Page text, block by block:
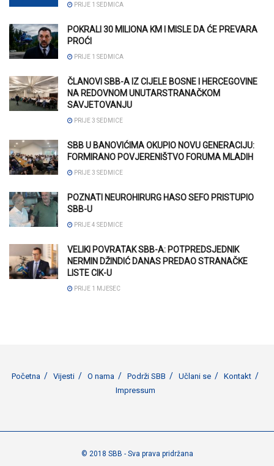
PRIJE 1 SEDMICA
POKRALI 30 MILIONA KM I MISLE DA ĆE PREVARA
PROĆI
PRIJE 1 SEDMICA
ČLANOVI SBB-A IZ CIJELE BOSNE I HERCEGOVINE
NA REDOVNOM UNUTARSTRANAČKOM
SAVJETOVANJU
PRIJE 3 SEDMICE
SBB U BANOVIĆIMA OKUPIO NOVU GENERACIJU:
FORMIRANO POVJERENIŠTVO FORUMA MLADIH
PRIJE 3 SEDMICE
POZNATI NEUROHIRURG HASO SEFO PRISTUPIO
SBB-U
PRIJE 4 SEDMICE
VELIKI POVRATAK SBB-A: POTPREDSJEDNIK
NERMIN DŽINDIĆ DANAS PREDAO STRANAČKE
LISTE CIK-U
PRIJE 1 MJESEC
Početna Vijesti O nama Podrži SBB Učlani se
Kontakt
Impressum
© 2018 SBB - Sva prava pridržana